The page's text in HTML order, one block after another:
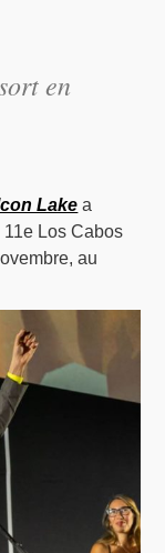
en
Lake a
Los Cabos
au